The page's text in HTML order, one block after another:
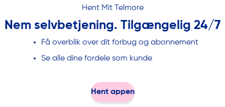
Hent Mit Telmore
Nem selvbetjening. Tilgængelig 24/7
Få overblik over dit forbug og abonnement
Se alle dine fordele som kunde
Hent appen